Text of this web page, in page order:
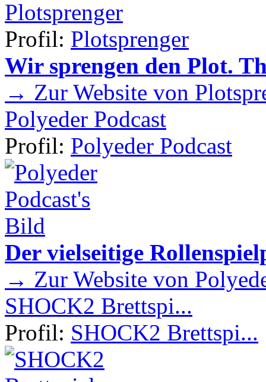
Plotsprenger
Profil: Plotsprenger
Wir sprengen den Plot.
→ Zur Website von
Polyeder Podcast
Profil: Polyeder Podcast
Der vielseitige
→ Zur Website von
SHOCK2 Brettspi...
Profil: SHOCK2 Brettspi...